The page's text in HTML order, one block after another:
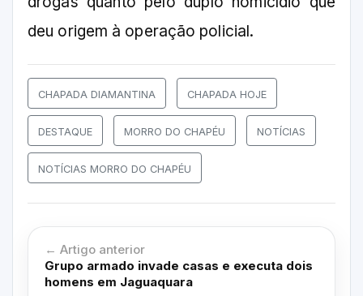
deu origem à operação policial.
CHAPADA DIAMANTINA CHAPADA HOJE
DESTAQUE MORRO DO CHAPÉU NOTÍCIAS
NOTÍCIAS MORRO DO CHAPÉU
← Artigo anterior
Grupo armado invade casas e executa dois
homens em Jaguaquara